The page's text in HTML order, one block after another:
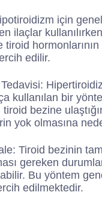
için
ilaçlar
tiroid
edilir.
kullanılan bir
bezine
yok olmasına
Tiroid bezinin
gereken
Bu yöntem
edilmektedir.